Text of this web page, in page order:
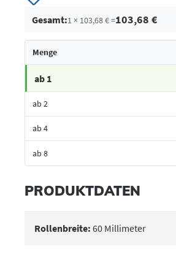
Gesamt:1 × 103,68 € =103,68 €
Menge
ab 1
ab 2
ab 4
ab 8
Bestes Angebot
PRODUKTDATEN
Rollenbreite: 60 Millimeter